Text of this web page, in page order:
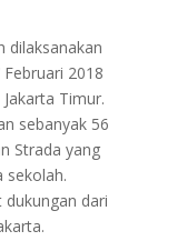
dilaksanakan
2018
Timur.
sebanyak 56
Strada yang
sekolah.
dari